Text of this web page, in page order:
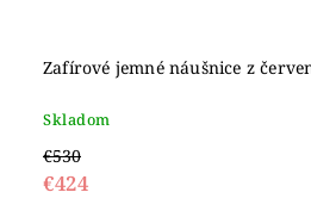
Zafírové jemné náušnice z
Skladom
€530
€424